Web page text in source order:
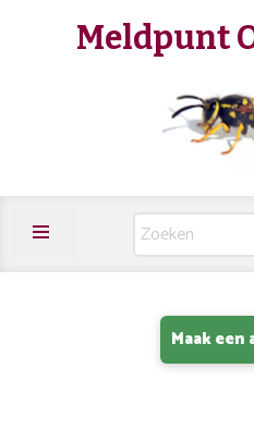
Meldpunt
Maak een